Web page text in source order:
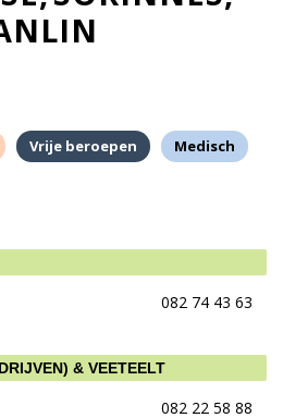
Vrije beroepen Medisch
082 74 43 63
& VEETEELT
082 22 58 88